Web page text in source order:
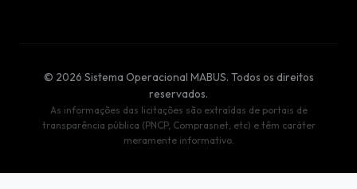
© 2026 Sistema Operacional MABUS. Todos os direitos
reservados.
As informações das licitações são extraídas de portais de
transparência pública (PNCP, Comprasnet, etc) e têm caráter
meramente informativo.